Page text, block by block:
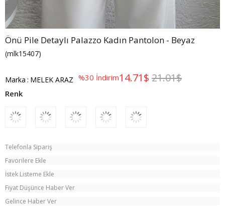
Önü Pile Detaylı Palazzo Kadın Pantolon - Beyaz
(mlk15407)
Marka : MELEK ARAZ %30 İndirim 21.01$
14.71$
Telefonla Sipariş
Favorilere Ekle
İstek Listeme Ekle
Fiyat Düşünce Haber Ver
Gelince Haber Ver